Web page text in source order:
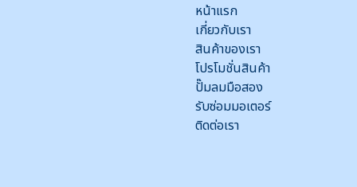
หน้าแรก
เกี่ยวกับเรา
สินค้าของเรา
โปรโมชั่นสินค้า
ปั๊มลมมือสอง
รับซ่อมมอเตอร์
ติดต่อเรา